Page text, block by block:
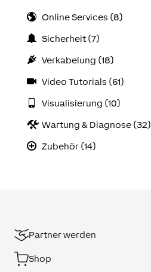
Online Services (8)
Sicherheit (7)
Verkabelung (18)
Video Tutorials (61)
Visualisierung (10)
Wartung & Diagnose (32)
Zubehör (14)
Partner werden
Shop